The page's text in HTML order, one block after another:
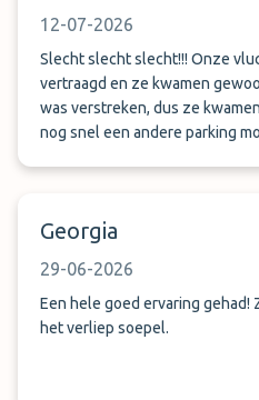
12-07-2026
Slecht slecht slecht!!! Onze
vertraagd en ze kwamen
was verstreken, dus ze
nog snel een andere parking
Georgia
29-06-2026
Een hele goed ervaring gehad!
het verliep soepel.